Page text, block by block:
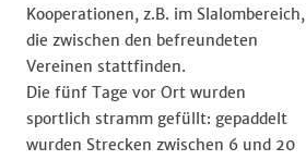
Kooperationen, z.B. im Slalombereich,
die zwischen den befreundeten
Vereinen stattfinden.
Die fünf Tage vor Ort wurden
sportlich stramm gefüllt: gepaddelt
wurden Strecken zwischen 6 und 20